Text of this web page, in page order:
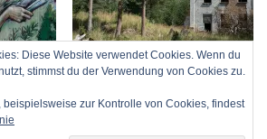
Diese Website verwendet Cookies. Wenn du
stimmst du der Verwendung von Cookies zu.
beispielsweise zur Kontrolle von Cookies, findest